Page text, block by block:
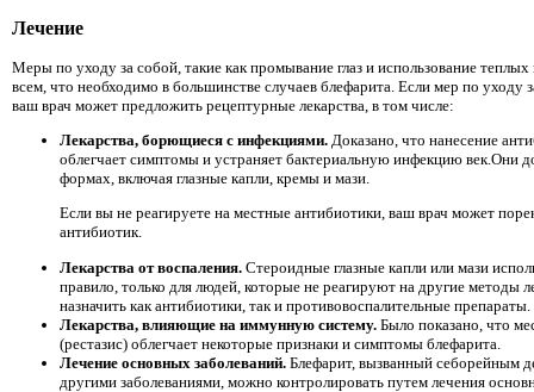
Лечение
Меры по уходу за собой, такие как промывание глаз и использование
всем, что необходимо в большинстве случаев блефарита. Если мер по уходу
ваш врач может предложить рецептурные лекарства, в том числе:
Лекарства, борющиеся с инфекциями. Доказано, что нанесение
облегчает симптомы и устраняет бактериальную инфекцию век.Они
формах, включая глазные капли, кремы и мази.
Если вы не реагируете на местные антибиотики, ваш врач может
антибиотик.
Лекарства от воспаления. Стероидные глазные капли или мази
правило, только для людей, которые не реагируют на другие методы
назначить как антибиотики, так и противовоспалительные препараты.
Лекарства, влияющие на иммунную систему. Было показано, что
(рестазис) облегчает некоторые признаки и симптомы блефарита.
Лечение основных заболеваний. Блефарит, вызванный себорейным
другими заболеваниями, можно контролировать путем лечения